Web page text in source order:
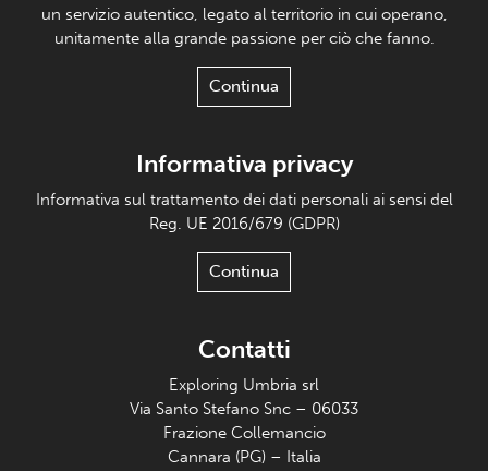
un servizio autentico, legato al territorio in cui operano,
unitamente alla grande passione per ciò che fanno.
Continua
Informativa privacy
Informativa sul trattamento dei dati personali ai sensi del
Reg. UE 2016/679 (GDPR)
Continua
Contatti
Exploring Umbria srl
Via Santo Stefano Snc – 06033
Frazione Collemancio
Cannara (PG) – Italia